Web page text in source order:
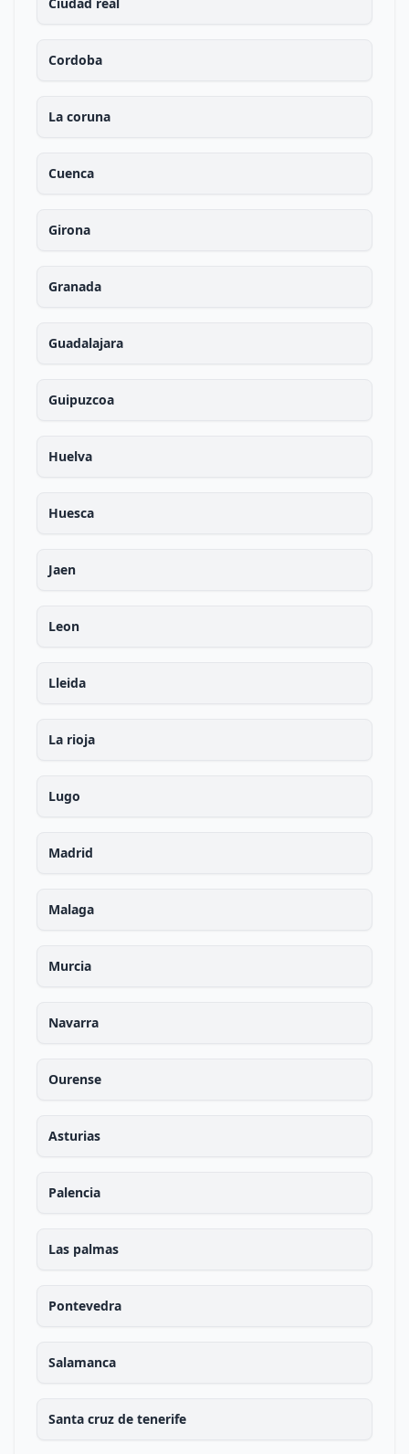
Cordoba
La coruna
Cuenca
Girona
Granada
Guadalajara
Guipuzcoa
Huelva
Huesca
Jaen
Leon
Lleida
La rioja
Lugo
Madrid
Malaga
Murcia
Navarra
Ourense
Asturias
Palencia
Las palmas
Pontevedra
Salamanca
Santa cruz de tenerife